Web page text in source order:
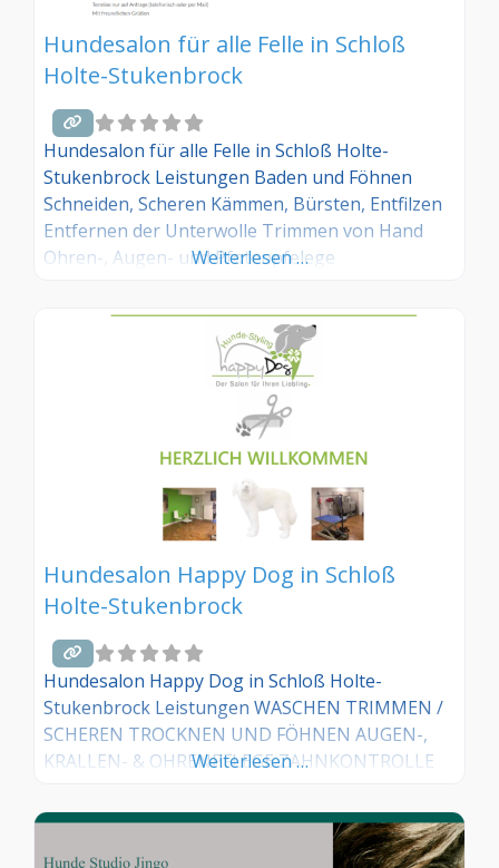
Hundesalon für alle Felle in Schloß
Holte-Stukenbrock
Hundesalon für alle Felle in Schloß Holte-
Stukenbrock Leistungen Baden und Föhnen
Schneiden, Scheren Kämmen, Bürsten, Entfilzen
Entfernen der Unterwolle Trimmen von Hand
Ohren-, Augen- und Pfotenpfelege
Weiterlesen …
Hundesalon Happy Dog in Schloß
Holte-Stukenbrock
Hundesalon Happy Dog in Schloß Holte-
Stukenbrock Leistungen WASCHEN TRIMMEN /
SCHEREN TROCKNEN UND FÖHNEN AUGEN-,
KRALLEN- & OHRENPFLEGE ZAHNKONTROLLE
Weiterlesen …